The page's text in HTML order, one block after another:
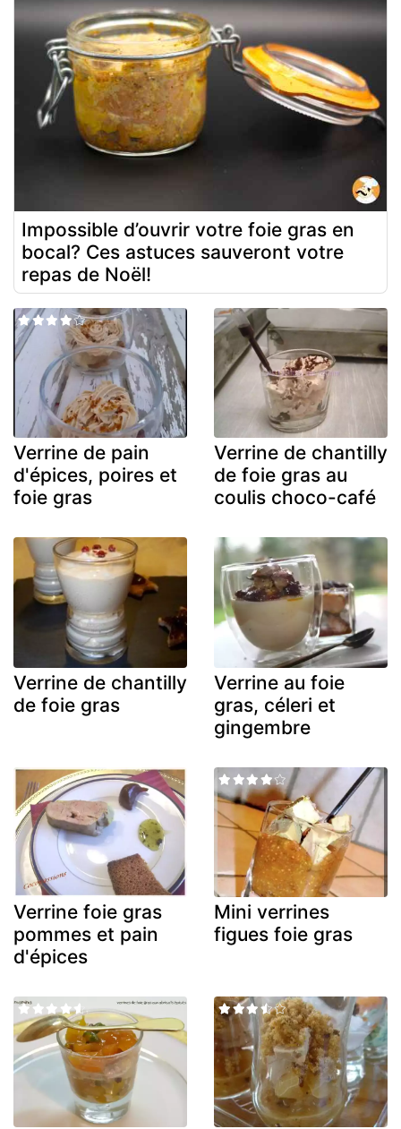
Impossible d’ouvrir votre foie gras en
bocal? Ces astuces sauveront votre
repas de Noël!
Verrine de pain
d'épices, poires et
foie gras
Verrine de chantilly
de foie gras au
coulis choco-café
Verrine de chantilly
de foie gras
Verrine au foie
gras, céleri et
gingembre
Verrine foie gras
pommes et pain
d'épices
Mini verrines
figues foie gras